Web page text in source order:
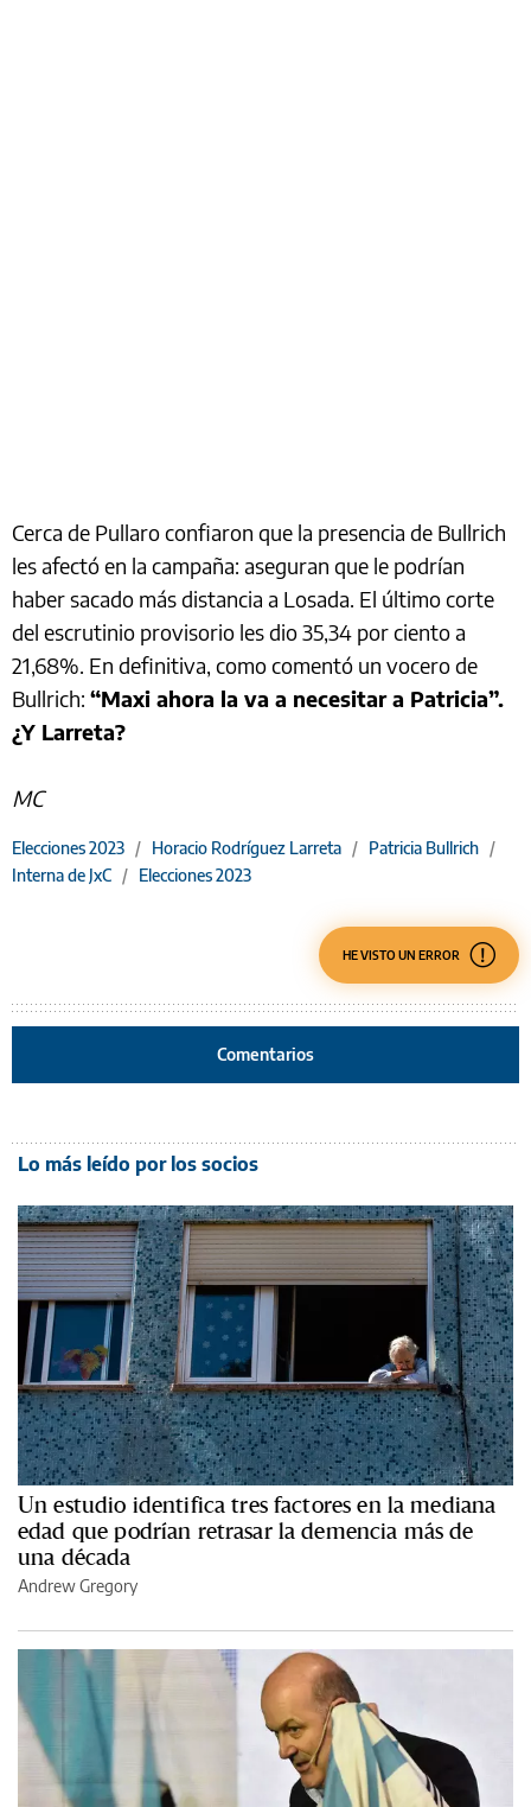
Cerca de Pullaro confiaron que la presencia de Bullrich
les afectó en la campaña: aseguran que le podrían
haber sacado más distancia a Losada. El último corte
del escrutinio provisorio les dio 35,34 por ciento a
21,68%. En definitiva, como comentó un vocero de
Bullrich: “Maxi ahora la va a necesitar a Patricia”.
¿Y Larreta?
MC
Elecciones 2023 / Horacio Rodríguez Larreta / Patricia Bullrich /
Interna de JxC / Elecciones 2023
HE VISTO UN ERROR
Comentarios
Lo más leído por los socios
Un estudio identifica tres factores en la mediana
edad que podrían retrasar la demencia más de
una década
Andrew Gregory